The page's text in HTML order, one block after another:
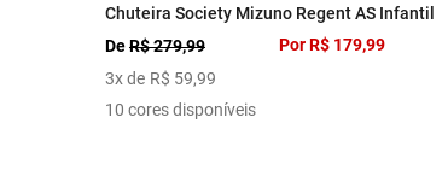
Chuteira Society Mizuno Regent AS Infantil
DeR$ 279,99
3x de R$ 59,99
Por R$ 179,99
10 cores disponíveis